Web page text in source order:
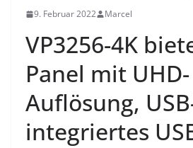
9. Februar 2022 Marcel
VP3256-4K
Panel mit UHD-
Auflösung,
integriertes